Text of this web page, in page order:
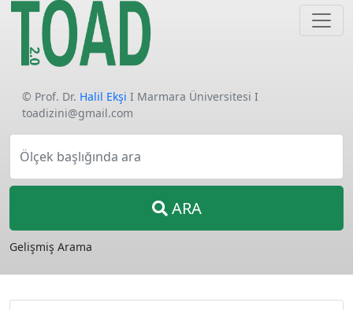
© Prof. Dr. Halil Ekşi I Marmara Üniversitesi I
toadizini@gmail.com
Ölçek başlığında ara
ARA
Gelişmiş Arama